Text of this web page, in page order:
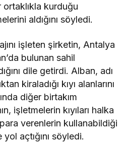
ortaklıkla kurduğu
aldığını söyledi.
işleten şirketin, Antalya
bulunan sahil
dile getirdi. Alban, adı
kiraladığı kıyı alanlarını
diğer birtakım
işletmelerin kıyıları halka
para verenlerin kullanabildiği
açtığını söyledi.